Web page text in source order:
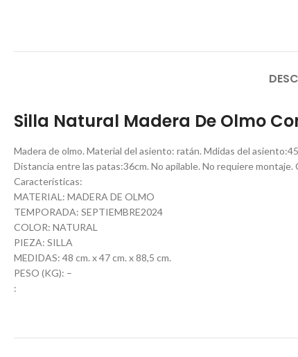
Silla Natural Madera De Olmo
Madera de olmo. Material del asiento: ratán. Mdidas del
Distancia entre las patas:36cm. No apilable. No requiere montaje.
Características:
MATERIAL: MADERA DE OLMO
TEMPORADA: SEPTIEMBRE2024
COLOR: NATURAL
PIEZA: SILLA
MEDIDAS: 48 cm. x 47 cm. x 88,5 cm.
PESO (KG): –
: